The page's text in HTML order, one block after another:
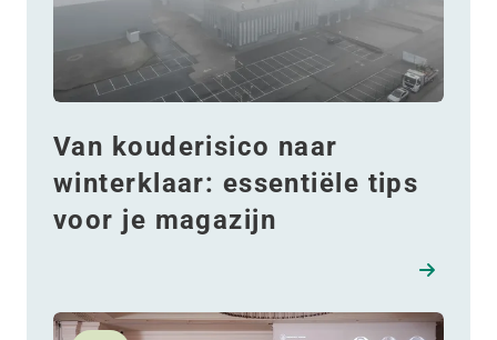
Van kouderisico naar
winterklaar: essentiële tips
voor je magazijn
Lees meer over De kansen van 2026: Onmisbare